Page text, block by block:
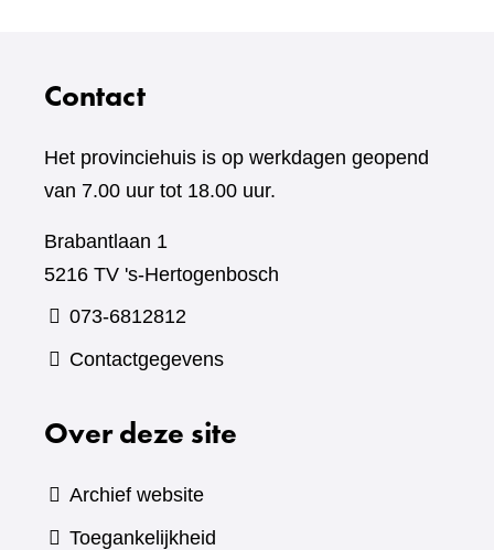
Contact
Het provinciehuis is op werkdagen geopend
van 7.00 uur tot 18.00 uur.
Brabantlaan 1
5216 TV 's-Hertogenbosch
073-6812812
Contactgegevens
Over deze site
Archief website
Toegankelijkheid